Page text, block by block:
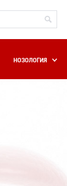
НОЗОЛОГИЯ